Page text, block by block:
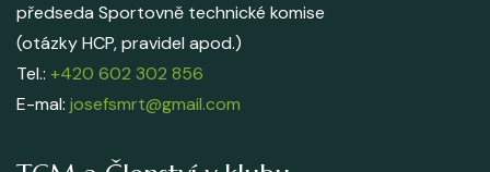
předseda Sportovně technické komise
(otázky HCP, pravidel apod.)
Tel.: +420 602 302 856
E-mal: josefsmrt@gmail.com